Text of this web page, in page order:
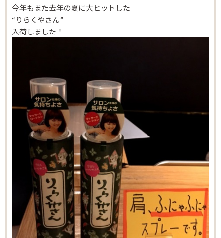
今年もまた去年の夏に大ヒットした
“りらくやさん”
入荷しました！